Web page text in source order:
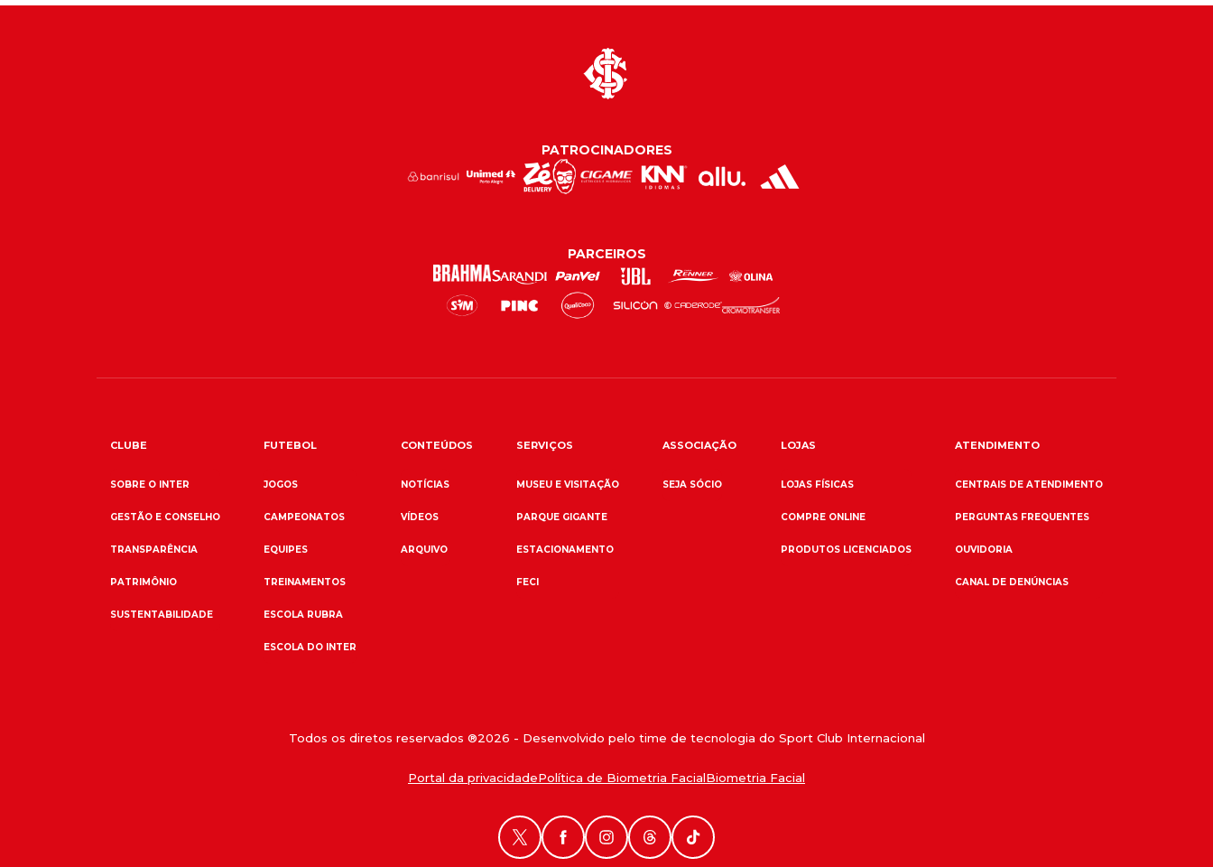
PATROCINADORES
PARCEIROS
CLUBE
SOBRE O INTER
GESTÃO E CONSELHO
TRANSPARÊNCIA
PATRIMÔNIO
SUSTENTABILIDADE
FUTEBOL
JOGOS
CAMPEONATOS
EQUIPES
TREINAMENTOS
ESCOLA RUBRA
ESCOLA DO INTER
CONTEÚDOS
NOTÍCIAS
VÍDEOS
ARQUIVO
SERVIÇOS
MUSEU E VISITAÇÃO
PARQUE GIGANTE
ESTACIONAMENTO
FECI
ASSOCIAÇÃO
SEJA SÓCIO
LOJAS
LOJAS FÍSICAS
COMPRE ONLINE
PRODUTOS LICENCIADOS
ATENDIMENTO
CENTRAIS DE ATENDIMENTO
PERGUNTAS FREQUENTES
OUVIDORIA
CANAL DE DENÚNCIAS
Todos os diretos reservados ®2026 - Desenvolvido pelo time de tecnologia do Sport Club Internacional
Portal da privacidadePolítica de Biometria FacialBiometria Facial